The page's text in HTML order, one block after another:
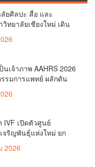
ลัยศิลปะ สื่อ และ
ทยาลัยเชียงใหม่ เดิน
ดาลใจจัดกิจกรรม
2026”(คลิป)
นเจ้าภาพ AAHRS 2026
รมการแพทย์ ผลักดัน
IVF เปิดตัวศูนย์
จริญพันธุ์แห่งใหม่ ยก
าค(คลิป)
2026